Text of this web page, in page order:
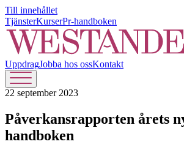
Till innehållet
TjänsterKurserPr-handboken
UppdragJobba hos ossKontakt
22 september 2023
Påverkansrapporten årets
handboken